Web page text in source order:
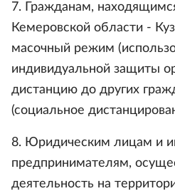
7. Гражданам,
Кемеровской области -
масочный режим
индивидуальной защиты
дистанцию до других
(социальное
8. Юридическим лицам и
предпринимателям,
деятельность на